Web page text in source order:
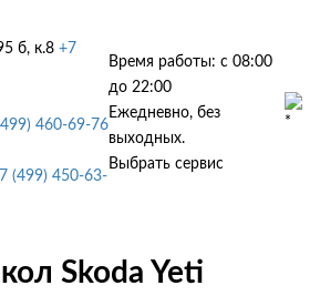
б, к.8 +7
460-69-76
(499) 450-63-
Время работы: с 08:00
до 22:00
Ежедневно, без
выходных.
Выбрать сервис
Skoda Yeti